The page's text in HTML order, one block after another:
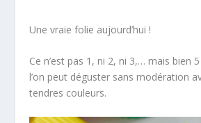
Une vraie folie aujourd’hui !
Ce n’est pas 1, ni 2, ni 3,… mais bien
l’on peut déguster sans modération
tendres couleurs.